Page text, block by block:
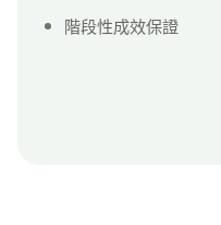
階段性成效保證